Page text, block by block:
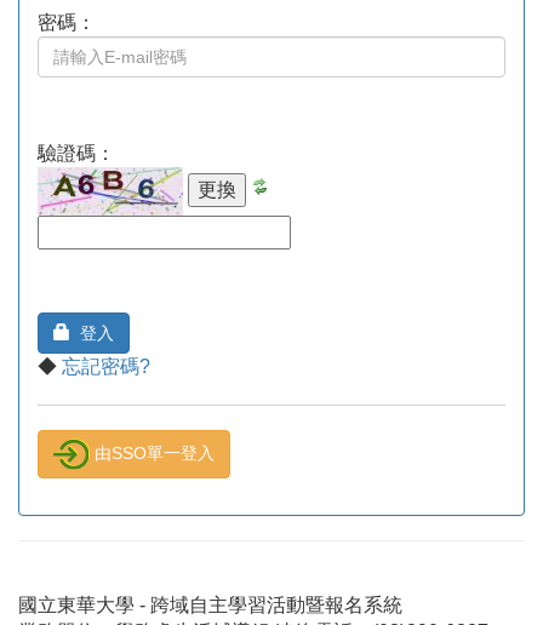
密碼：
驗證碼：
登入
◆ 忘記密碼?
由SSO單一登入
國立東華大學 - 跨域自主學習活動暨報名系統